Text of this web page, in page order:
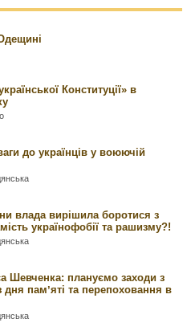
Конституції» в
до українців у воюючій
влада вирішила боротися з
українофобії та рашизму?!
Шевченка: плануємо заходи з
дня памʼяті та перепоховання в